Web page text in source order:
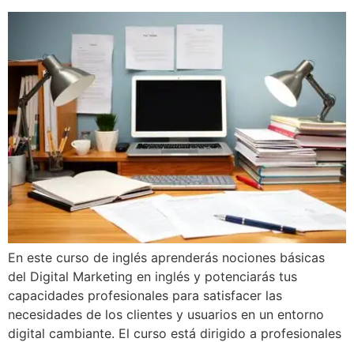
En este curso de inglés aprenderás nociones básicas
del Digital Marketing en inglés y potenciarás tus
capacidades profesionales para satisfacer las
necesidades de los clientes y usuarios en un entorno
digital cambiante. El curso está dirigido a profesionales